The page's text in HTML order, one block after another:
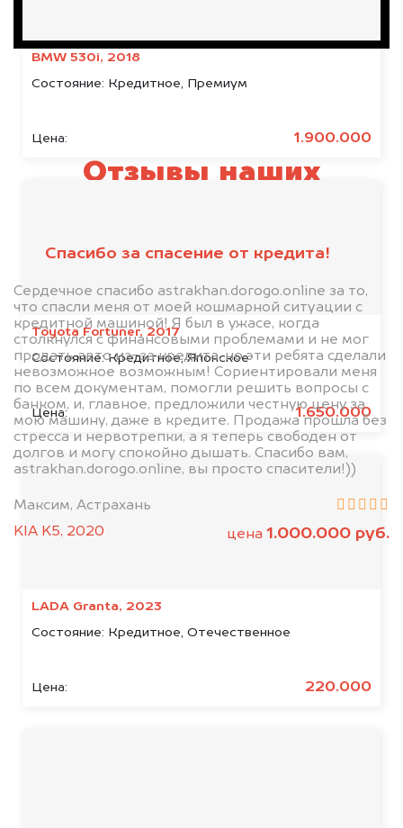
BMW 530i, 2018
Состояние: Кредитное, Премиум
Цена: 1.900.000
Toyota Fortuner, 2017
Состояние:Кредитное, Японское
Цена: 1.650.000
LADA Granta, 2023
Состояние: Кредитное, Отечественное
Цена: 220.000
Отзывы наших
Спасибо за спасение от кредита!
Сердечное спасибо astrakhan.dorogo.online за то,
что спасли меня от моей кошмарной ситуации с
кредитной машиной! Я был в ужасе, когда
столкнулся с финансовыми проблемами и не мог
продать авто из-за кредита, но эти ребята сделали
невозможное возможным! Сориентировали меня
по всем документам, помогли решить вопросы с
банком, и, главное, предложили честную цену за
мою машину, даже в кредите. Продажа прошла без
стресса и нервотрепки, а я теперь свободен от
долгов и могу спокойно дышать. Спасибо вам,
astrakhan.dorogo.online, вы просто спасители!))
Максим, Астрахань
KIA K5, 2020
цена 1.000.000 руб.